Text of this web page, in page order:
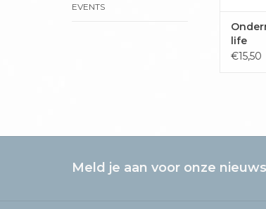
EVENTS
life
€15,50
Meld je aan voor onze